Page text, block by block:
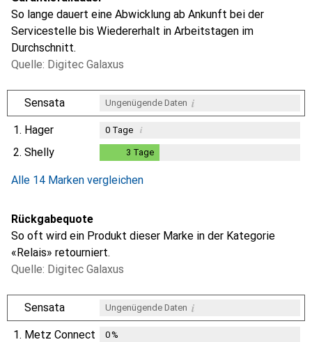
So lange dauert eine Abwicklung ab Ankunft bei der
Servicestelle bis Wiedererhalt in Arbeitstagen im
Durchschnitt.
Quelle: Digitec Galaxus
Sensata Ungenügende Daten i
1. Hager 0Tage i
2. Shelly 3 Tage
Alle 14 Marken vergleichen
Rückgabequote
So oft wird ein Produkt dieser Marke in der Kategorie
«Relais» retourniert.
Quelle: Digitec Galaxus
Sensata Ungenügende Daten i
1. Metz Connect 0%